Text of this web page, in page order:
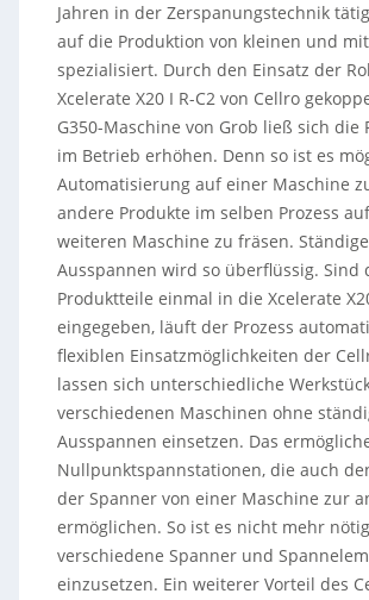
Jahren in der Zerspanungstechnik
auf die Produktion von kleinen und
spezialisiert. Durch den Einsatz der
Xcelerate X20 I R-C2 von Cellro
G350-Maschine von Grob ließ sich die
im Betrieb erhöhen. Denn so ist es
Automatisierung auf einer Maschine
andere Produkte im selben Prozess
weiteren Maschine zu fräsen.
Ausspannen wird so überflüssig. Sind
Produktteile einmal in die Xcelerate
eingegeben, läuft der Prozess
flexiblen Einsatzmöglichkeiten der
lassen sich unterschiedliche
verschiedenen Maschinen ohne
Ausspannen einsetzen. Das
Nullpunktspannstationen, die auch
der Spanner von einer Maschine zur
ermöglichen. So ist es nicht mehr
verschiedene Spanner und
einzusetzen. Ein weiterer Vorteil des